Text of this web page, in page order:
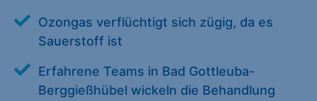
Ozongas verflüchtigt sich zügig, da es
Sauerstoff ist
Erfahrene Teams in Bad Gottleuba-
Berggießhübel wickeln die Behandlung
Statistiken (1)
Informationen helfen uns zu verstehen, wie unsere Besucher
unsere Website nutzen. Statistik Cookies erfassen Informationen